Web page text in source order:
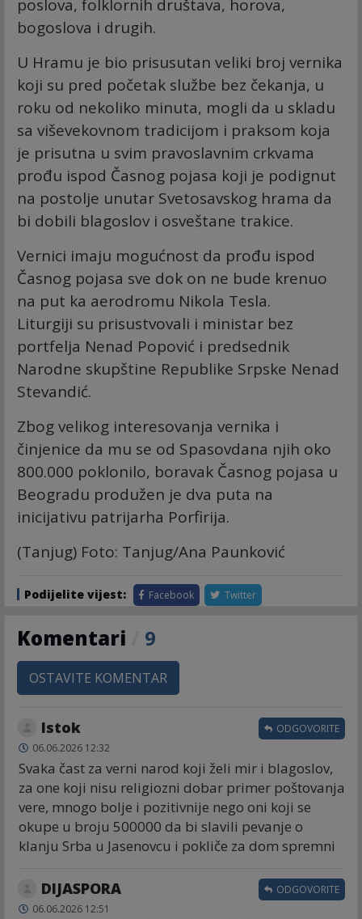
poslova, folklornih društava, horova,
bogoslova i drugih.
U Hramu je bio prisusutan veliki broj vernika
koji su pred početak službe bez čekanja, u
roku od nekoliko minuta, mogli da u skladu
sa viševekovnom tradicijom i praksom koja
je prisutna u svim pravoslavnim crkvama
prođu ispod Časnog pojasa koji je podignut
na postolje unutar Svetosavskog hrama da
bi dobili blagoslov i osveštane trakice.
Vernici imaju mogućnost da prođu ispod
Časnog pojasa sve dok on ne bude krenuo
na put ka aerodromu Nikola Tesla.
Liturgiji su prisustvovali i ministar bez
portfelja Nenad Popović i predsednik
Narodne skupštine Republike Srpske Nenad
Stevandić.
Zbog velikog interesovanja vernika i
činjenice da mu se od Spasovdana njih oko
800.000 poklonilo, boravak Časnog pojasa u
Beogradu produžen je dva puta na
inicijativu patrijarha Porfirija.
(Tanjug) Foto: Tanjug/Ana Paunković
Podijelite vijest: Facebook Twitter
Komentari 9
OSTAVITE KOMENTAR
Istok
06.06.2026 12:32
Svaka čast za verni narod koji želi mir i blagoslov,
za one koji nisu religiozni dobar primer poštovanja
vere, mnogo bolje i pozitivnije nego oni koji se
okupe u broju 500000 da bi slavili pevanje o
klanju Srba u Jasenovcu i pokliče za dom spremni
ODGOVORITE
DIJASPORA
06.06.2026 12:51
ODGOVORITE